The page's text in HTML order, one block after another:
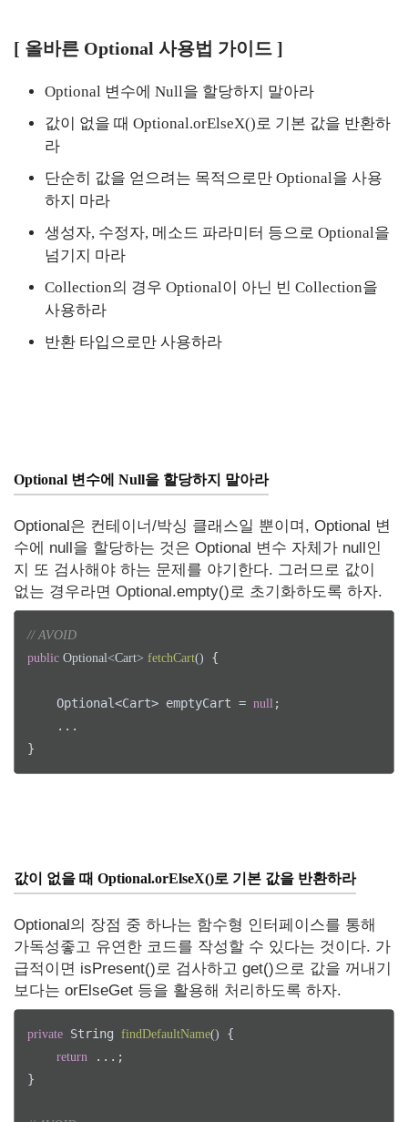
[ 올바른 Optional 사용법 가이드 ]
Optional 변수에 Null을 할당하지 말아라
값이 없을 때 Optional.orElseX()로 기본 값을 반환하
라
단순히 값을 얻으려는 목적으로만 Optional을 사용
하지 마라
생성자, 수정자, 메소드 파라미터 등으로 Optional을
넘기지 마라
Collection의 경우 Optional이 아닌 빈 Collection을
사용하라
반환 타입으로만 사용하라
Optional 변수에 Null을 할당하지 말아라
Optional은 컨테이너/박싱 클래스일 뿐이며, Optional 변
수에 null을 할당하는 것은 Optional 변수 자체가 null인
지 또 검사해야 하는 문제를 야기한다. 그러므로 값이
없는 경우라면 Optional.empty()로 초기화하도록 하자.
// AVOID
public Optional<Cart> fetchCart() {
    Optional<Cart> emptyCart =
null ;
    ...
값이 없을 때 Optional.orElseX()로 기본 값을 반환하라
Optional의 장점 중 하나는 함수형 인터페이스를 통해
가독성좋고 유연한 코드를 작성할 수 있다는 것이다. 가
급적이면 isPresent()로 검사하고 get()으로 값을 꺼내기
보다는 orElseGet 등을 활용해 처리하도록 하자.
private String findDefaultName() {
return
...;
}